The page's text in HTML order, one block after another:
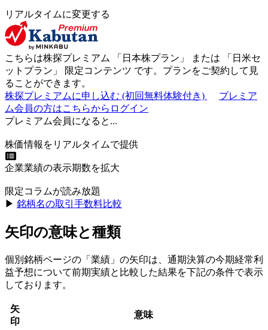
リアルタイムに変更する
こちらは株探プレミアム 「 日本株プラン 」 または 「 日米セ
ットプラン 」 限定コンテンツ です。プランをご契約して見
ることができます。
株探プレミアムに申し込む (初回無料体験付き)
プレミア
ム会員の方はこちらからログイン
プレミアム会員になると...
株価情報をリアルタイムで提供
企業業績の表示期数を拡大
限定コラムが読み放題
▶︎ 銘柄名の取引手数料比較
矢印の意味と種類
個別銘柄ページの「業績」の矢印は、通期決算の今期経常利
益予想について前期実績と比較した結果を下記の条件で表示
しております。
矢
印
意味